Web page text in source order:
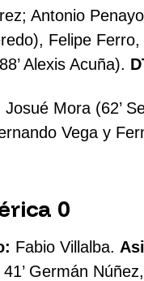
Antonio
Felipe
Alexis Acuña).
Josué Mora (62’
Vega y
0
Fabio Villalba.
Germán